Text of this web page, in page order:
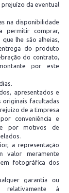
da eventual
na disponibilidade
comprar,
lhe são alheias,
do produto
do contrato,
por este
apresentados e
originais facultadas
de a Empresa
conveniência e
por motivos de
a representação
valor meramente
fotográfica dos
garantia ou
à